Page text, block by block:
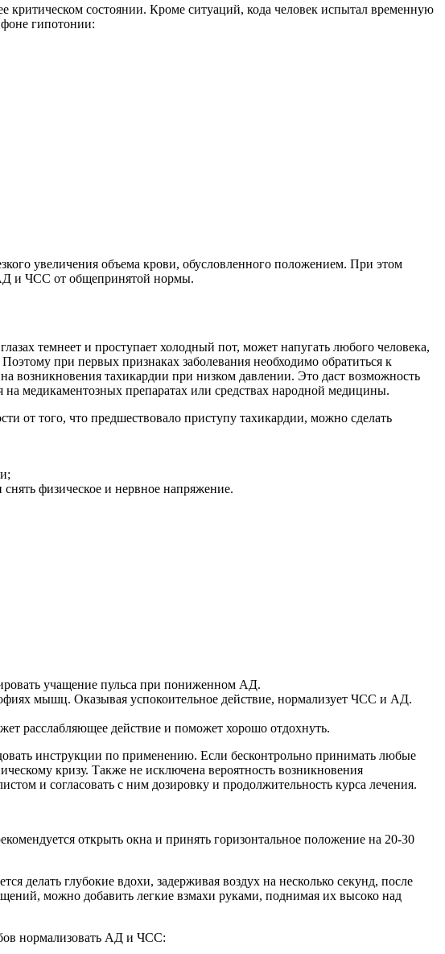
критическом состоянии. Кроме ситуаций, кода человек испытал временную
гипотонии:
увеличения объема крови, обусловленного положением. При этом
АД и ЧСС от общепринятой нормы.
темнеет и проступает холодный пот, может напугать любого человека,
при первых признаках заболевания необходимо обратиться к
возникновения тахикардии при низком давлении. Это даст возможность
на медикаментозных препаратах или средствах народной медицины.
от того, что предшествовало приступу тахикардии, можно сделать
физическое и нервное напряжение.
учащение пульса при пониженном АД.
мышц. Оказывая успокоительное действие, нормализует ЧСС и АД.
расслабляющее действие и поможет хорошо отдохнуть.
инструкции по применению. Если бесконтрольно принимать любые
кризу. Также не исключена вероятность возникновения
и согласовать с ним дозировку и продолжительность курса лечения.
открыть окна и принять горизонтальное положение на 20-30
делать глубокие вдохи, задерживая воздух на несколько секунд, после
можно добавить легкие взмахи руками, поднимая их высоко над
нормализовать АД и ЧСС: